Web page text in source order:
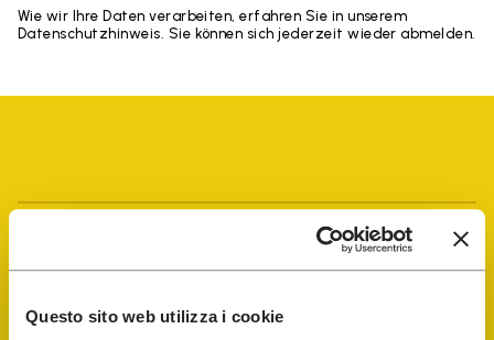
Questo sito web utilizza i cookie
Wie wir Ihre Daten verarbeiten, erfahren Sie in unserem
Datenschutzhinweis. Sie können sich jederzeit wieder abmelden.
FiveFingers Guide